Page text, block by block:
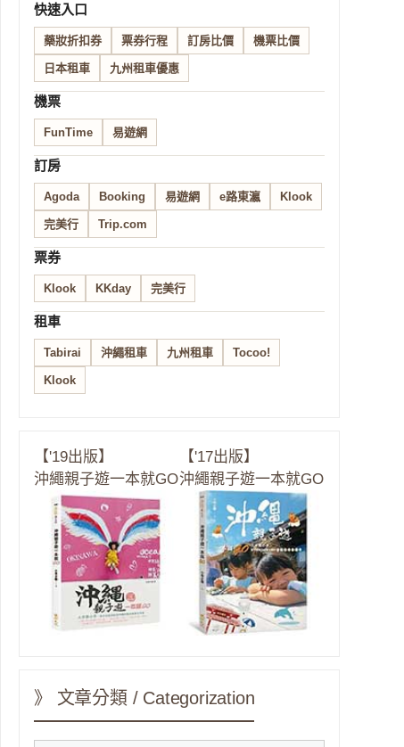
快速入口
藥妝折扣券 票券行程 訂房比價 機票比價
日本租車 九州租車優惠
機票
FunTime 易遊網
訂房
Agoda Booking 易遊網 e路東瀛 Klook
完美行 Trip.com
票券
Klook KKday 完美行
租車
Tabirai 沖繩租車 九州租車 Tocoo!
Klook
【'19出版】
沖繩親子遊一本就GO
【'17出版】
沖繩親子遊一本就GO
》 文章分類 / Categorization